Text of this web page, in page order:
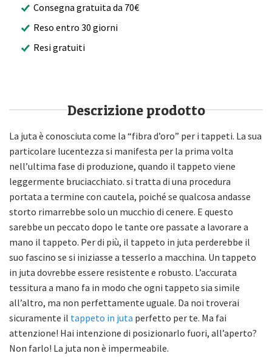
Consegna gratuita da 70€
Reso entro 30 giorni
Resi gratuiti
Descrizione prodotto
La juta è conosciuta come la “fibra d’oro” per i tappeti. La sua
particolare lucentezza si manifesta per la prima volta
nell’ultima fase di produzione, quando il tappeto viene
leggermente bruciacchiato. si tratta di una procedura
portata a termine con cautela, poiché se qualcosa andasse
storto rimarrebbe solo un mucchio di cenere. E questo
sarebbe un peccato dopo le tante ore passate a lavorare a
mano il tappeto. Per di più, il tappeto in juta perderebbe il
suo fascino se si iniziasse a tesserlo a macchina. Un tappeto
in juta dovrebbe essere resistente e robusto. L’accurata
tessitura a mano fa in modo che ogni tappeto sia simile
all’altro, ma non perfettamente uguale. Da noi troverai
sicuramente il tappeto in juta perfetto per te. Ma fai
attenzione! Hai intenzione di posizionarlo fuori, all’aperto?
Non farlo! La juta non è impermeabile.